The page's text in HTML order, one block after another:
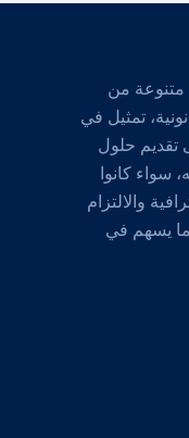
متنوعة من
تمثيل في
تقديم حلول
سواء كانوا
والالتزام
يسهم في